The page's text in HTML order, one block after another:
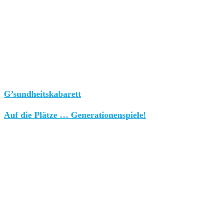
G’sundheitskabarett
Auf die Plätze … Generationenspiele!